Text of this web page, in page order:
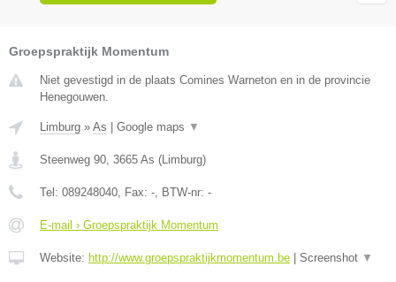
Groepspraktijk Momentum
Niet gevestigd in de plaats Comines Warneton en in de provincie
Henegouwen.
Limburg » As Google maps ▼
Steenweg 90, 3665 As (Limburg)
Tel: 089248040, Fax: -, BTW-nr: -
E-mail › Groepspraktijk Momentum
Website: http://www.groepspraktijkmomentum.be Screenshot ▼